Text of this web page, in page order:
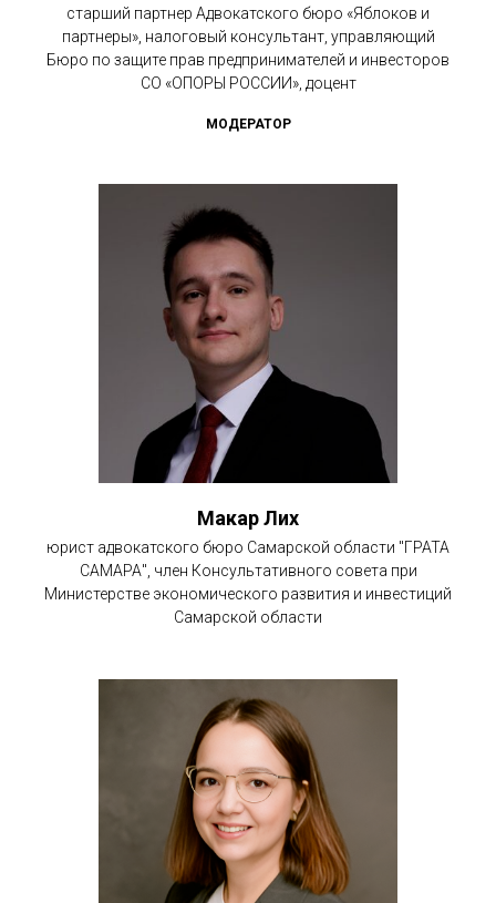
старший партнер Адвокатского бюро «Яблоков и
партнеры», налоговый консультант, управляющий
Бюро по защите прав предпринимателей и инвесторов
СО «ОПОРЫ РОССИИ», доцент
МОДЕРАТОР
Макар Лих
юрист адвокатского бюро Самарской области "ГРАТА
САМАРА", член Консультативного совета при
Министерстве экономического развития и инвестиций
Самарской области